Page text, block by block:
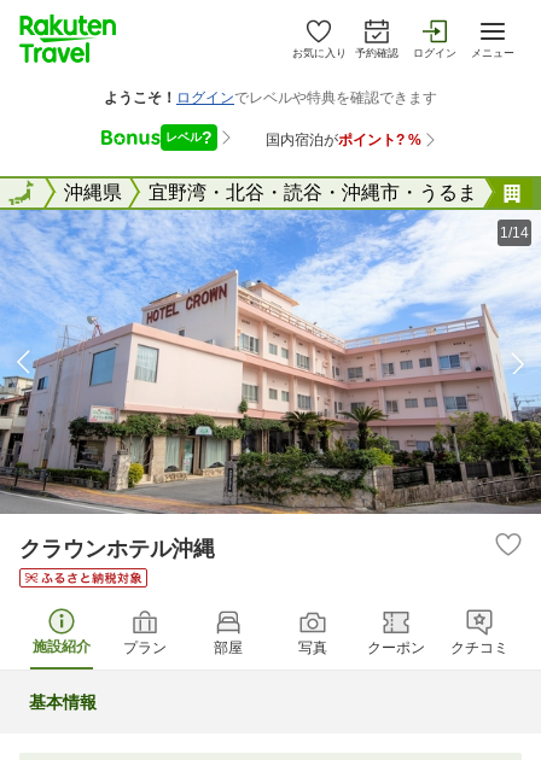
お気に入り 予約確認 ログイン メニュー
全国沖縄県 宜野湾・北谷・読谷・沖縄市・うるま
全国
1/14
クラウンホテル沖縄
施設紹介 プラン 部屋 写真 クーポン クチコミ
基本情報